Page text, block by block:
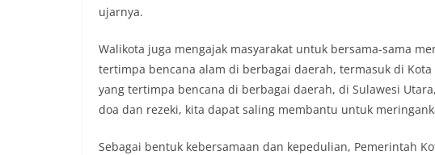
ujarnya.
Walikota juga mengajak masyarakat untuk bersama-sama
tertimpa bencana alam di berbagai daerah, termasuk di
yang tertimpa bencana di berbagai daerah, di Sulawesi
doa dan rezeki, kita dapat saling membantu untuk
Sebagai bentuk kebersamaan dan kepedulian, Pemerintah